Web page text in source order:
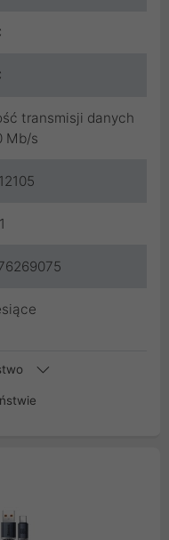
transmisji danych
Mb/s